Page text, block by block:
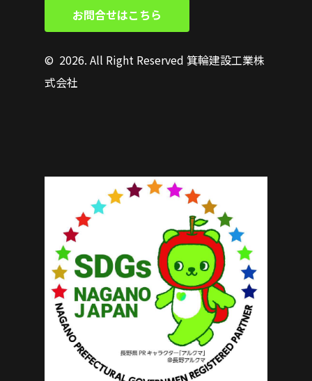
お問合せはこ ちら
© 2026. All Right Reserved 箕輪建設工業株
式会社